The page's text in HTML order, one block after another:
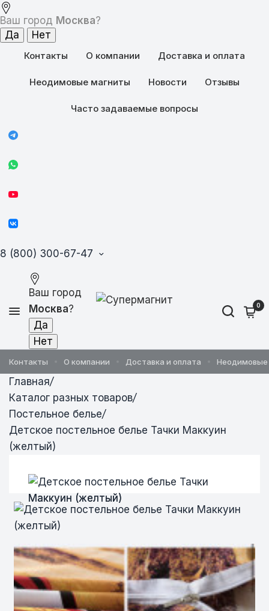
Ваш город Москва?
Контакты О компании Доставка и оплата
Неодимовые магниты Новости Отзывы
Часто задаваемые вопросы
8 (800) 300-67-47
Ваш город
Москва? 0
Контакты О компании Доставка и оплата
Главная/
Каталог разных товаров/
Постельное белье/
Детское постельное белье Тачки Маккуин
(желтый)
Маккуин (желтый)
Маккуин (желтый)
Маккуин (желтый)